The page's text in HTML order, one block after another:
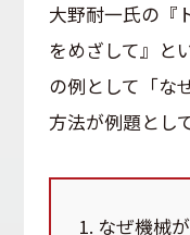
大野耐一氏の『
をめざして』と
の例として「な
方法が例題とし
なぜ機械